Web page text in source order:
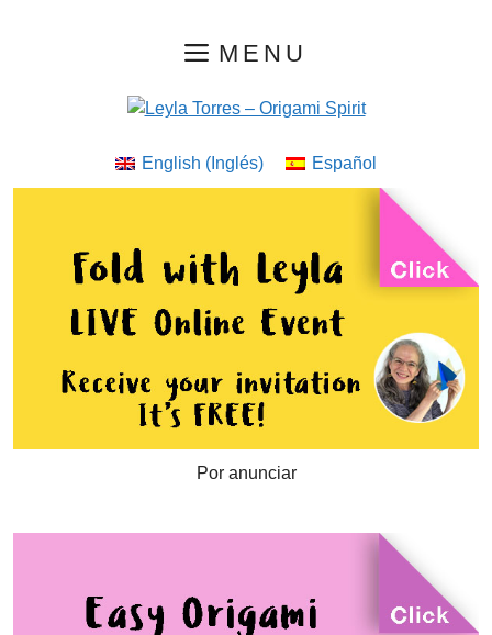
MENU
English ( Inglés) Español
Por anunciar